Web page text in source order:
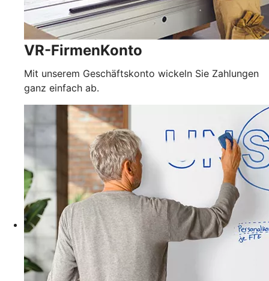
VR-FirmenKonto
Mit unserem Geschäftskonto wickeln Sie Zahlungen
ganz einfach ab.